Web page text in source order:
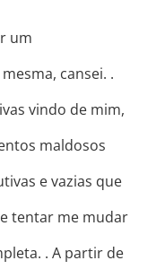
um
cansei. .
vindo de mim,
maldosos
e vazias que
tentar me mudar
. A partir de